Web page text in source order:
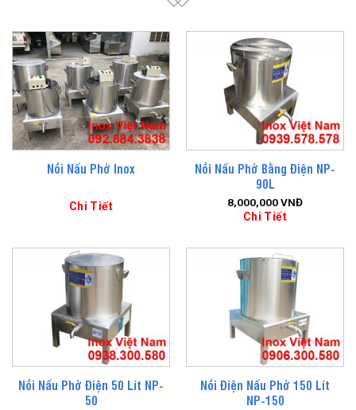
Nồi Nấu Phở Inox
Chi Tiết
Nồi Nấu Phở Bằng Điện NP-
90L
8,000,000VNĐ
Chi Tiết
Nồi Nấu Phở Điện 50 Lít NP-
50
Nồi Điện Nấu Phở 150 Lít
NP-150